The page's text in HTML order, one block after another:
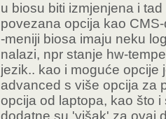
u biosu biti izmjenjena i
povezana opcija kao
-meniji biosa imaju neku
nalazi, npr stanje hw-
jezik.. kao i moguće opcije
advanced s više opcija za
opcija od laptopa, kao što
dodatne su 'višak' za ovaj